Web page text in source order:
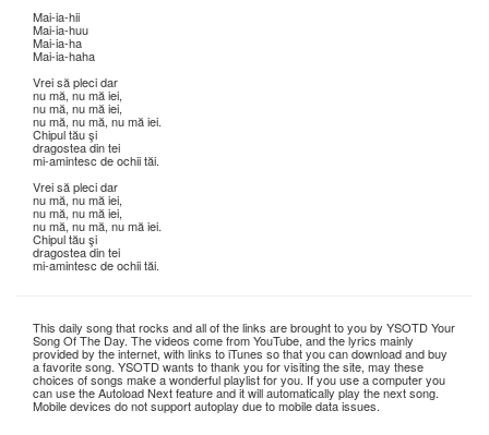
Mai-ia-hii
Mai-ia-huu
Mai-ia-ha
Mai-ia-haha
Vrei să pleci dar
nu mă, nu mă iei,
nu mă, nu mă iei,
nu mă, nu mă, nu mă iei.
Chipul tău şi
dragostea din tei
mi-amintesc de ochii tăi.
Vrei să pleci dar
nu mă, nu mă iei,
nu mă, nu mă iei,
nu mă, nu mă, nu mă iei.
Chipul tău şi
dragostea din tei
mi-amintesc de ochii tăi.
This daily song that rocks and all of the links are brought to you by YSOTD Your
Song Of The Day. The videos come from YouTube, and the lyrics mainly
provided by the internet, with links to iTunes so that you can download and buy
a favorite song. YSOTD wants to thank you for visiting the site, may these
choices of songs make a wonderful playlist for you. If you use a computer you
can use the Autoload Next feature and it will automatically play the next song.
Mobile devices do not support autoplay due to mobile data issues.